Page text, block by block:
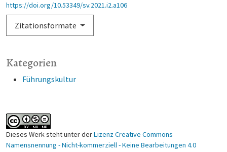
Kategorien
Führungskultur
https://doi.org/10.53349/sv.2021.i2.a106
Zitationsformate
Dieses Werk steht unter derLizenz Creative Commons
Namensnennung - Nicht-kommerziell - Keine Bearbeitungen 4.0